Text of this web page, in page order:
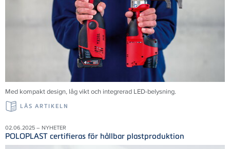
Med kompakt design, låg vikt och integrerad LED-belysning.
LÄS ARTIKELN
02.06.2025 – NYHETER
POLOPLAST certifieras för hållbar plastproduktion